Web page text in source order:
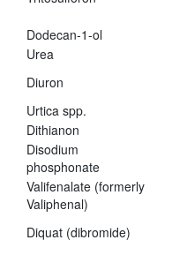
Dodecan-1-ol
Urea
Diuron
Urtica spp.
Dithianon
Disodium
phosphonate
Valifenalate (formerly
Valiphenal)
Diquat (dibromide)